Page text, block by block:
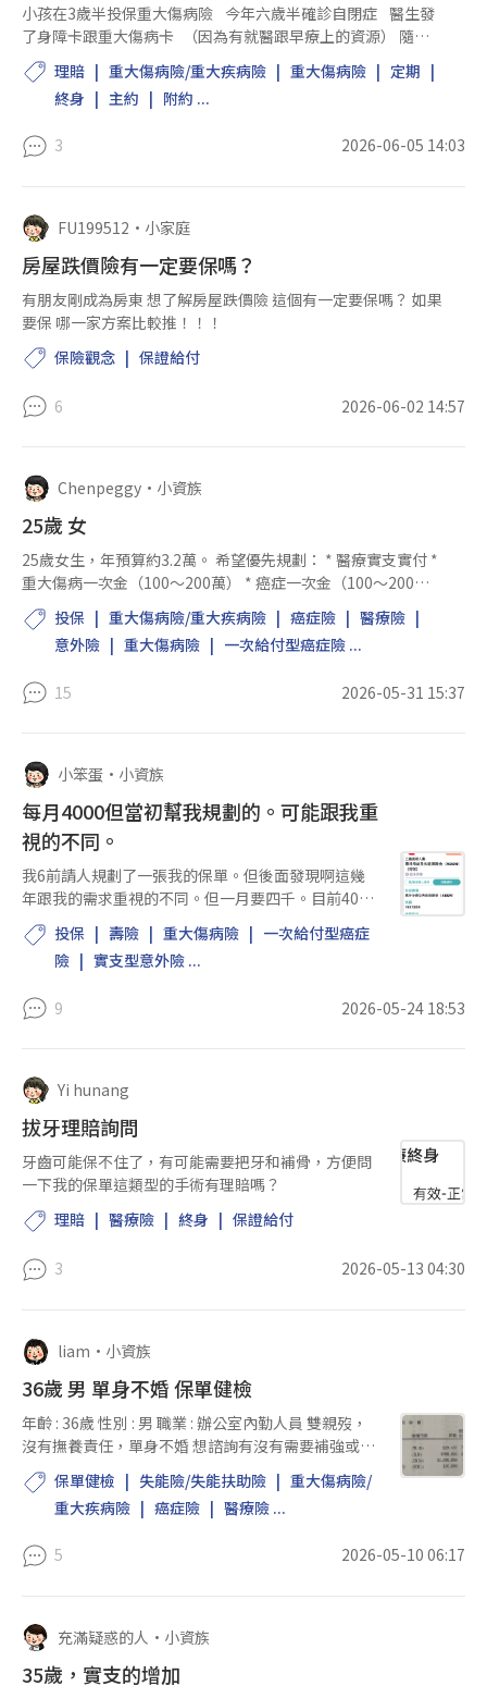
小孩在3歲半投保重大傷病險 今年六歲半確診自閉症 醫生發
了身障卡跟重大傷病卡 （因為有就醫跟早療上的資源） 隨著
同學媽媽討論才知道 我保的保險是能理賠的（全球一卡讚一次
給付） 現在問題來了 小孩在2歲多就...
理賠 重大傷病險/重大疾病險 重大傷病險
定期
終身
主約 附約 ...
3 2026-06-05 14:03
FU199512 • 小家庭
房屋跌價險有一定要保嗎？
有朋友剛成為房東 想了解房屋跌價險 這個有一定要保嗎？ 如果
要保 哪一家方案比較推！！！
保險觀念
保證給付
6 2026-06-02 14:57
Chenpeggy • 小資族
25歲 女
25歲女生，年預算約3.2萬。 希望優先規劃： * 醫療實支實付 *
重大傷病一次金（100～200萬） * 癌症一次金（100～200
萬） * 意外險 需求： * 可接受不同保險公司搭配 * 不考慮還本
型、儲蓄型保單 * 以保障效益與...
投保 重大傷病險/重大疾病險 癌症險
醫療險
意外險
重大傷病險 一次給付型癌症險 ...
15 2026-05-31 15:37
小笨蛋 • 小資族
每月4000但當初幫我規劃的。可能跟我重
視的不同。
我6前請人規劃了一張我的保單。但後面發現啊這幾
年跟我的需求重視的不同。但一月要四千。目前40。
請問該怎辦。 可以永原本的錢在找別間買嗎。還是有
更好的方案。有資金不足問題。但我單身。沒對象兒
女。 有債務的...
投保 壽險 重大傷病險
一次給付型癌症
險
實支型意外險 ...
9 2026-05-24 18:53
Yi hunang
拔牙理賠詢問
牙齒可能保不住了，有可能需要把牙和補骨，方便問
一下我的保單這類型的手術有理賠嗎？
理賠
醫療險 終身 保證給付
3 2026-05-13 04:30
liam • 小資族
36歲 男 單身不婚 保單健檢
年齡 : 36歲 性別 : 男 職業 : 辦公室內勤人員 雙親歿，
沒有撫養責任，單身不婚 想諮詢有沒有需要補強或改
善的地方 目前年繳保費約4萬4左右
保單健檢 失能險/失能扶助險
重大傷病險/
重大疾病險
癌症險 醫療險 ...
5 2026-05-10 06:17
充滿疑惑的人 • 小資族
35歲，實支的增加